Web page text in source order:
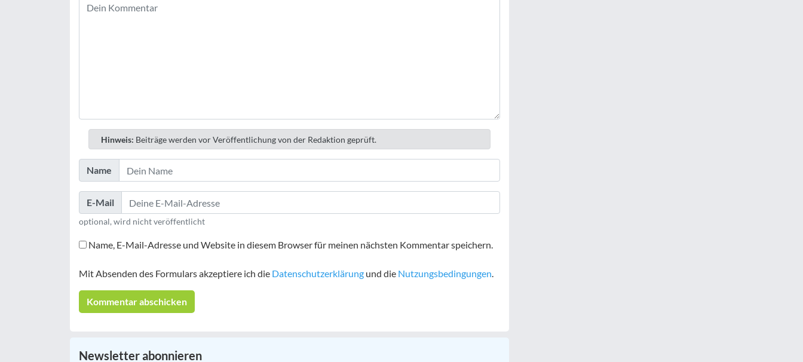
Hinweis: Beiträge werden vor Veröffentlichung von der Redaktion geprüft.
Name
E-Mail
optional, wird nicht veröffentlicht
Name, E-Mail-Adresse und Website in diesem Browser für meinen nächsten Kommentar speichern.
Mit Absenden des Formulars akzeptiere ich die Datenschutzerklärung und die Nutzungsbedingungen.
Newsletter abonnieren